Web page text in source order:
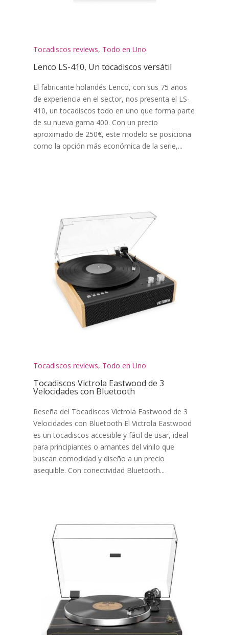
Tocadiscos reviews, Todo en Uno
Lenco LS-410, Un tocadiscos versátil
El fabricante holandés Lenco, con sus 75 años
de experiencia en el sector, nos presenta el LS-
410, un tocadiscos todo en uno que forma parte
de su nueva gama 400. Con un precio
aproximado de 250€, este modelo se posiciona
como la opción más económica de la serie,...
Tocadiscos reviews, Todo en Uno
Tocadiscos Victrola Eastwood de 3
Velocidades con Bluetooth
Reseña del Tocadiscos Victrola Eastwood de 3
Velocidades con Bluetooth El Victrola Eastwood
es un tocadiscos accesible y fácil de usar, ideal
para principiantes o amantes del vinilo que
buscan comodidad y diseño a un precio
asequible. Con conectividad Bluetooth...